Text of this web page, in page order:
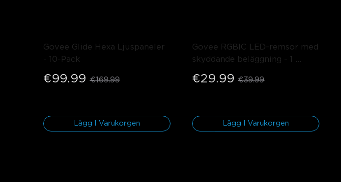
Govee Glide Hexa Ljuspaneler
- 10-Pack
€99.99 €169.99
Lägg I Varukorgen
Govee RGBIC LED-remsor med
skyddande beläggning - 1
€29.99 €39.99
Lägg I Varukorgen